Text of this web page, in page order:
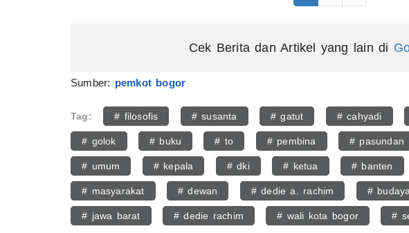
Cek Berita dan Artikel yang lain di
Sumber: pemkot bogor
Tag: # filosofis # susanta # gatut # cahyadi
# golok # buku # to # pembina # pasundan
# umum # kepala # dki # ketua # banten
# masyarakat # dewan # dedie a. rachim # budaya
# jawa barat # dedie rachim # wali kota bogor #